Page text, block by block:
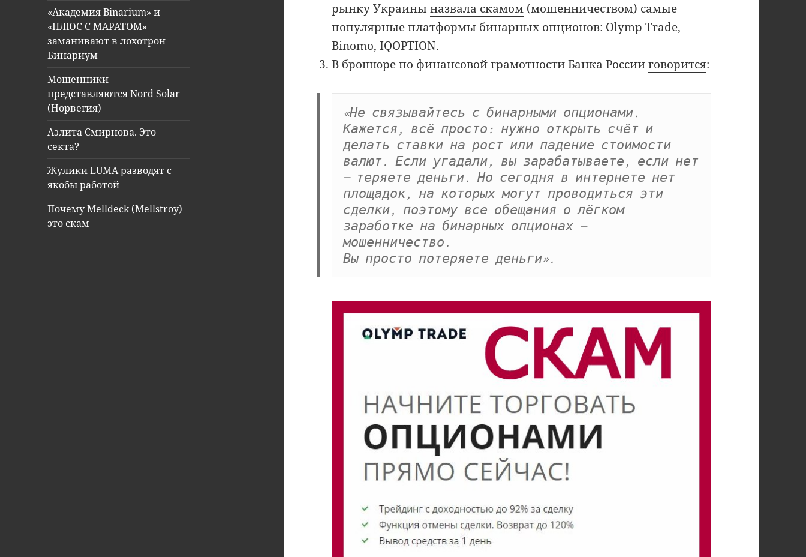
«Академия Binarium» и
«ПЛЮС С МАРАТОМ»
заманивают в лохотрон
Бинариум
Мошенники
представляются Nord Solar
(Норвегия)
Аэлита Смирнова. Это
секта?
Жулики LUMA разводят с
якобы работой
Почему Melldeck (Mellstroy)
это скам
рынку Украиныназвала скамом (мошенничеством) самые
популярные платформы бинарных опционов: Olymp Trade,
Binomo, IQOPTION.
В брошюре по финансовой грамотности Банка Россииговорится:
«Не связывайтесь с бинарными опционами.
Кажется, всё просто: нужно открыть счёт и
делать ставки на рост или падение стоимости
валют. Если угадали, вы зарабатываете, если нет
— теряете деньги. Но сегодня в интернете нет
площадок, на которых могут проводиться эти
сделки, поэтому все обещания о лёгком
заработке на бинарных опционах —
мошенничество.
Вы просто потеряете деньги».